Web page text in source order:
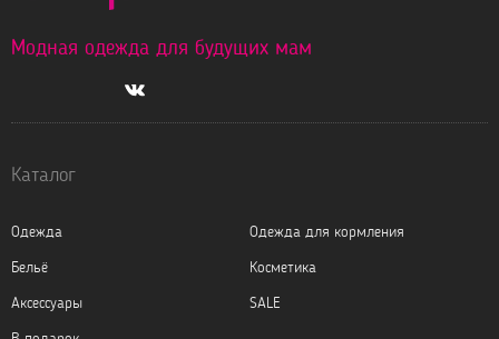
Модная одежда для будущих мам
Каталог
Одежда
Одежда для кормления
Бельё
Косметика
Аксессуары
SALE